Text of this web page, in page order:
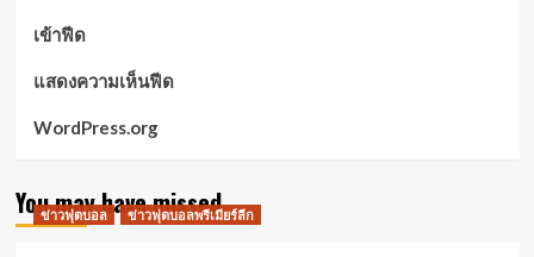
เข้าฟีด
แสดงความเห็นฟีด
WordPress.org
You may have missed
ข่าวฟุตบอล ข่าวฟุตบอลพรีเมียร์ลีก